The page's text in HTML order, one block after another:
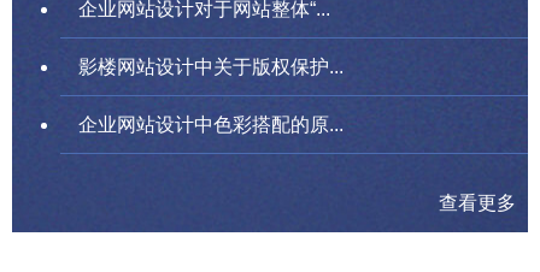
企业网站设计对于网站整体“...
影楼网站设计中关于版权保护...
企业网站设计中色彩搭配的原...
查看更多